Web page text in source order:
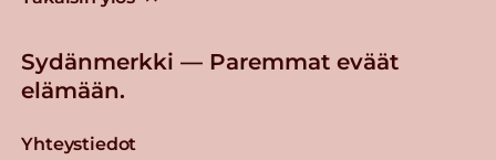
Sydänmerkki — Paremmat eväät
elämään.
Yhteystiedot